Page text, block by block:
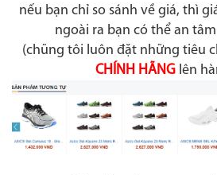
nếu bạn chỉ so sánh về giá, thì
ngoài ra bạn có thể an
(chũng tôi luôn đặt những tiêu
CHÍNH HÃNGlên